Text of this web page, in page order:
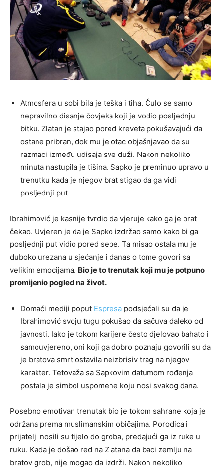
Atmosfera u sobi bila je teška i tiha. Čulo se samo
nepravilno disanje čovjeka koji je vodio posljednju
bitku. Zlatan je stajao pored kreveta pokušavajući da
ostane pribran, dok mu je otac objašnjavao da su
razmaci između udisaja sve duži. Nakon nekoliko
minuta nastupila je tišina. Sapko je preminuo upravo u
trenutku kada je njegov brat stigao da ga vidi
posljednji put.
Ibrahimović je kasnije tvrdio da vjeruje kako ga je brat
čekao. Uvjeren je da je Sapko izdržao samo kako bi ga
posljednji put vidio pored sebe. Ta misao ostala mu je
duboko urezana u sjećanje i danas o tome govori sa
velikim emocijama. Bio je to trenutak koji mu je potpuno
promijenio pogled na život.
Domaći mediji poput Espresa podsjećali su da je
Ibrahimović svoju tugu pokušao da sačuva daleko od
javnosti. Iako je tokom karijere često djelovao bahato i
samouvjereno, oni koji ga dobro poznaju govorili su da
je bratova smrt ostavila neizbrisiv trag na njegov
karakter. Tetovaža sa Sapkovim datumom rođenja
postala je simbol uspomene koju nosi svakog dana.
Posebno emotivan trenutak bio je tokom sahrane koja je
održana prema muslimanskim običajima. Porodica i
prijatelji nosili su tijelo do groba, predajući ga iz ruke u
ruku. Kada je došao red na Zlatana da baci zemlju na
bratov grob, nije mogao da izdrži. Nakon nekoliko